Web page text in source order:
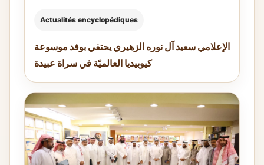
Actualités encyclopédiques
الإعلامي سعيد آل نوره الزهيري يحتفي بوفد موسوعة
كيوبيديا العالميّة في سراة عبيدة